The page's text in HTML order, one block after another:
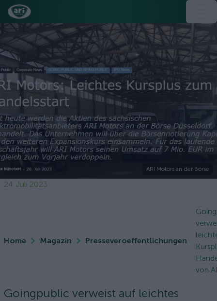
ARI Motors an der Börse
24. Juli 2023
Home Magazin Presseveroeffentlichungen
von
Goingpublic verweist auf leichtes